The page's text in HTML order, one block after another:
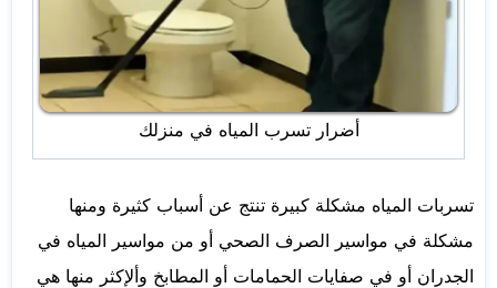
أضرار تسرب المياه في منزلك
تسربات المياه مشكلة كبيرة تنتج عن أسباب كثيرة ومنها
مشكلة في مواسير الصرف الصحي أو من مواسير المياه في
الجدران أو في صفايات الحمامات أو المطابخ وألإكثر منها هي